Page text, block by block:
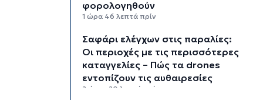
φορολογηθούν
1 ώρα 46 λεπτά πρίν
Σαφάρι ελέγχων στις παραλίες:
Οι περιοχές με τις περισσότερες
καταγγελίες – Πώς τα drones
εντοπίζουν τις αυθαιρεσίες
2 ώρες 20 λεπτά πρίν